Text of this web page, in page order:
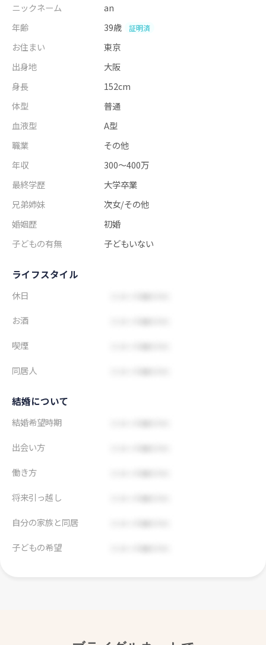
ニックネーム
an
年齢
39歳 証明済
お住まい
東京
出身地
大阪
身長
152cm
体型
普通
血液型
A型
職業
その他
年収
300～400万
最終学歴
大学卒業
兄弟姉妹
次女/その他
婚姻歴
初婚
子どもの有無
子どもいない
ライフスタイル
休日
お酒
喫煙
同居人
結婚について
結婚希望時期
出会い方
働き方
将来引っ越し
自分の家族と同居
子どもの希望